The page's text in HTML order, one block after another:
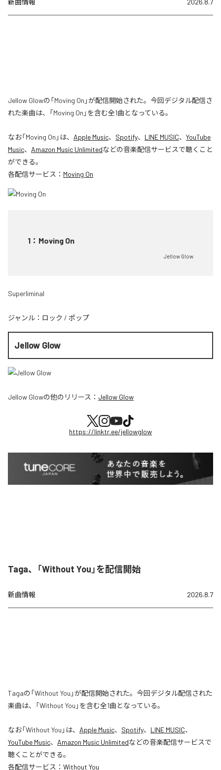
新曲情報 2026.8.7
Jellow Glowの「Moving On」が配信開始された。今回デジタル配信さ
れた楽曲は、「Moving On」を含む全1曲となっている。
なお「Moving On 」は、 Apple Music、 Spotify、 LINE MUSIC、 YouTube
Music、 Amazon Music Unlimitedなどの音楽配信サービスで聴くこと
ができる。
各配信サービス： Moving On
1 ： Moving On
Jellow Glow
Superliminal
ジャンル： ロック / ポップ
Jellow Glow
Jellow Glowの他のリリース： Jellow Glow
https://linktr.ee/jellowglow
Taga、「Without You」を配信開始
新曲情報 2026.8.7
Tagaの「Without You」が配信開始された。今回デジタル配信された
楽曲は、「Without You」を含む全1曲となっている。
なお「Without You 」は、 Apple Music、 Spotify、 LINE MUSIC、
YouTube Music、 Amazon Music Unlimitedなどの音楽配信サービスで
聴くことができる。
各配信サービス： Without You